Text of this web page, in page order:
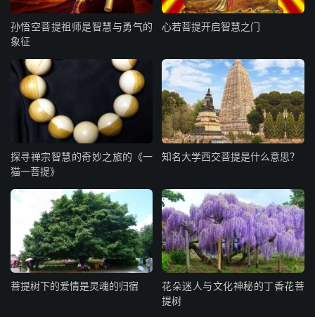
孙悟空菩提祖师是智慧与勇气的
象征
心若菩提开启智慧之门
探寻禅宗智慧的奇妙之旅的《一
猫一菩提》
知名大学西交菩提是什么意思？
菩提树下的爱情是灵魂的归宿
花朵迷人与文化神秘的丁香花菩
提树